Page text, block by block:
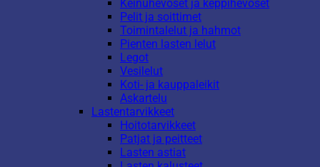
Keinuhevoset ja keppihevoset
Pelit ja soittimet
Toimintalelut ja hahmot
Pienten lasten lelut
Legot
Vesilelut
Koti- ja kauppaleikit
Askartelu
Lastentarvikkeet
Hoitotarvikkeet
Patjat ja peitteet
Lasten astiat